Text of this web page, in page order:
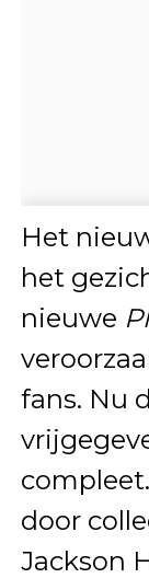
Het
het
nieuwe
fans. Nu
door
Jackson